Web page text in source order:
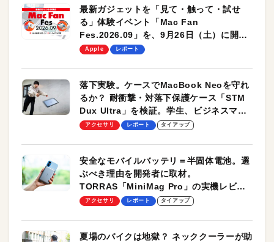
最新ガジェットを「見て・触って・試せ
る」体験イベント「Mac Fan
Fes.2026.09」を、9月26日（土）に開催
します！
Apple レポート
落下実験。ケースでMacBook Neoを守れ
るか？ 耐衝撃・対落下保護ケース「STM
Dux Ultra」を検証。学生、ビジネスマン
のモバイルユースに最適！
アクセサリ レポート タイアップ
安全なモバイルバッテリ＝半固体電池。選
ぶべき理由を開発者に取材。
TORRAS「MiniMag Pro」の実機レビュ
ーも
アクセサリ レポート タイアップ
夏場のバイクは地獄？ ネッククーラーが助